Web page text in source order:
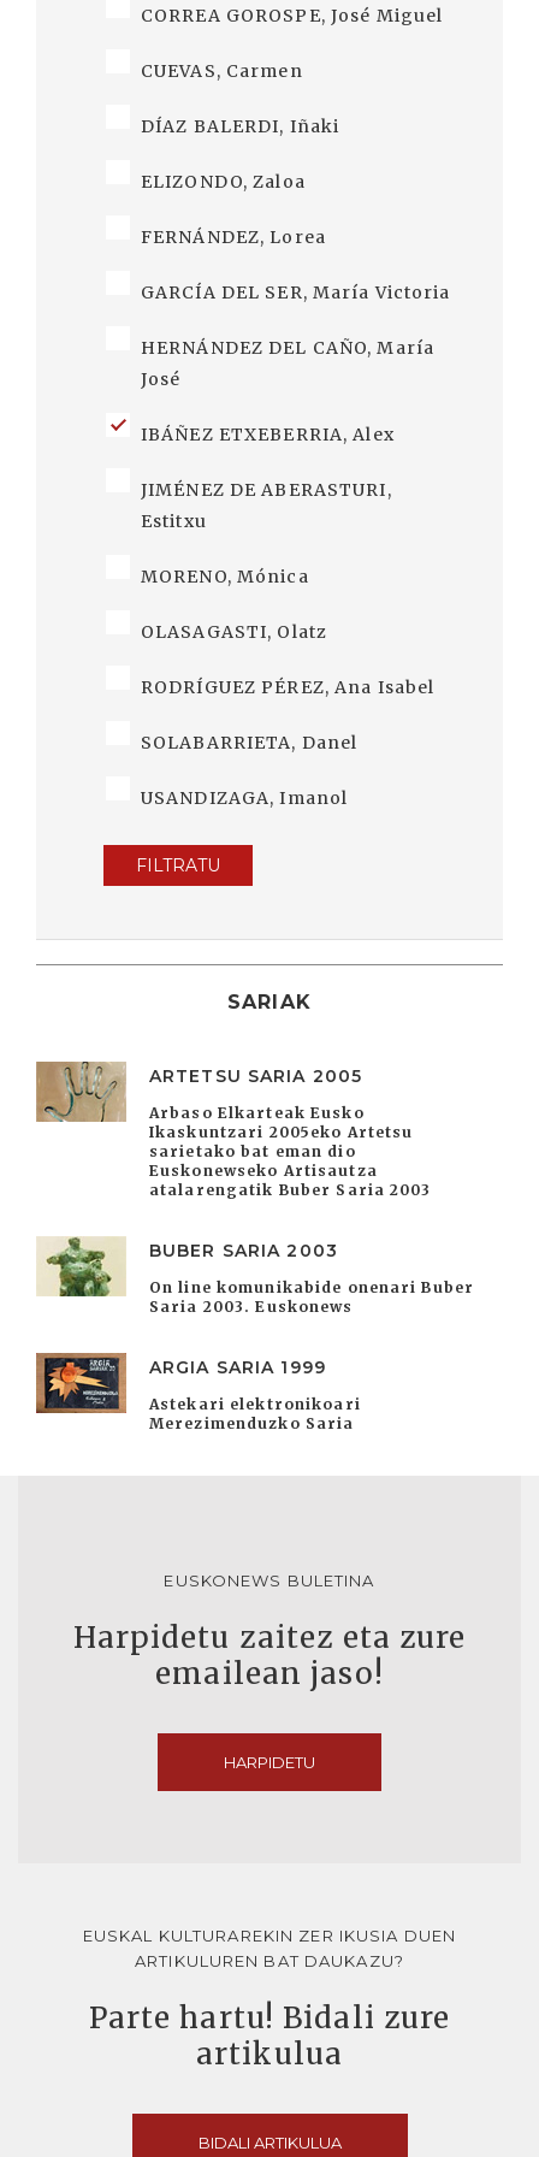
CORREA GOROSPE, José Miguel
CUEVAS, Carmen
DÍAZ BALERDI, Iñaki
ELIZONDO, Zaloa
FERNÁNDEZ, Lorea
GARCÍA DEL SER, María Victoria
HERNÁNDEZ DEL CAÑO, María
José
IBÁÑEZ ETXEBERRIA, Alex
JIMÉNEZ DE ABERASTURI,
Estitxu
MORENO, Mónica
OLASAGASTI, Olatz
RODRÍGUEZ PÉREZ, Ana Isabel
SOLABARRIETA, Danel
USANDIZAGA, Imanol
FILTRATU
SARIAK
ARTETSU SARIA 2005
Arbaso Elkarteak Eusko
Ikaskuntzari 2005eko Artetsu
sarietako bat eman dio
Euskonewseko Artisautza
atalarengatik Buber Saria 2003
BUBER SARIA 2003
On line komunikabide onenari Buber
Saria 2003. Euskonews
ARGIA SARIA 1999
Astekari elektronikoari
Merezimenduzko Saria
EUSKONEWS BULETINA
Harpidetu zaitez eta zure
emailean jaso!
HARPIDETU
EUSKAL KULTURAREKIN ZER IKUSIA DUEN
ARTIKULUREN BAT DAUKAZU?
Parte hartu! Bidali zure
artikulua
BIDALI ARTIKULUA